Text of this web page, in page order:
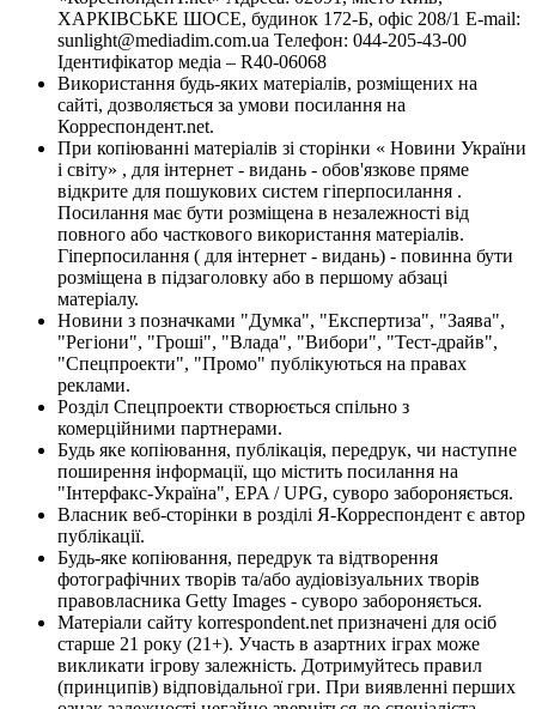
ХАРКІВСЬКЕ ШОСЕ, будинок 172-Б, офіс 208/1 E-mail:
sunlight@mediadim.com.ua Телефон: 044-205-43-00
Ідентифікатор медіа – R40-06068
Використання будь-яких матеріалів, розміщених на
сайті, дозволяється за умови посилання на
Корреспондент.net.
При копіюванні матеріалів зі сторінки « Новини України
і світу» , для інтернет - видань - обов'язкове пряме
відкрите для пошукових систем гіперпосилання .
Посилання має бути розміщена в незалежності від
повного або часткового використання матеріалів.
Гіперпосилання ( для інтернет - видань) - повинна бути
розміщена в підзаголовку або в першому абзаці
матеріалу.
Новини з позначками "Думка", "Експертиза", "Заява",
"Регіони", "Гроші", "Влада", "Вибори", "Тест-драйв",
"Спецпроекти", "Промо" публікуються на правах
реклами.
Розділ Спецпроекти створюється спільно з
комерційними партнерами.
Будь яке копіювання, публікація, передрук, чи наступне
поширення інформації, що містить посилання на
"Інтерфакс-Україна", EPA / UPG, суворо забороняється.
Власник веб-сторінки в розділі Я-Корреспондент є автор
публікації.
Будь-яке копіювання, передрук та відтворення
фотографічних творів та/або аудіовізуальних творів
правовласника Getty Images - суворо забороняється.
Матеріали сайту korrespondent.net призначені для осіб
старше 21 року (21+). Участь в азартних іграх може
викликати ігрову залежність. Дотримуйтесь правил
(принципів) відповідальної гри. При виявленні перших